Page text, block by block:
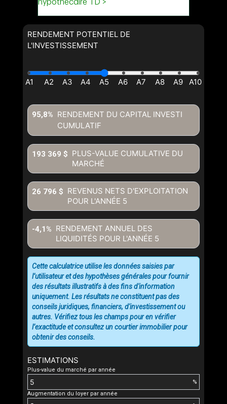
RENDEMENT POTENTIEL DE
L'INVESTISSEMENT
RENDEMENT DU CAPITAL INVESTI
CUMULATIF
95,8%
PLUS-VALUE CUMULATIVE DU
MARCHÉ
193 369 $
REVENUS NETS D'EXPLOITATION
POUR L'ANNÉE 5
26 796 $
RENDEMENT ANNUEL DES
LIQUIDITÉS POUR L'ANNÉE 5
-4,1%
ESTIMATIONS
Plus-value du marché par année
%
Augmentation du loyer par année
Cette calculatrice utilise les données saisies par
l’utilisateur et des hypothèses générales pour fournir
des résultats illustratifs à des fins d'information
uniquement. Les résultats ne constituent pas des
conseils juridiques, financiers, d'investissement ou
autres. Vérifiez tous les champs pour en vérifier
l’exactitude et consultez un courtier immobilier pour
obtenir des conseils.